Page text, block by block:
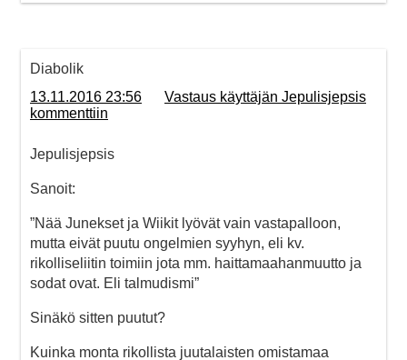
Diabolik
13.11.2016 23:56
Vastaus käyttäjän Jepulisjepsis
kommenttiin
Jepulisjepsis
Sanoit:
”Nää Junekset ja Wiikit lyövät vain vastapalloon,
mutta eivät puutu ongelmien syyhyn, eli kv.
rikolliseliitin toimiin jota mm. haittamaahanmuutto ja
sodat ovat. Eli talmudismi”
Sinäkö sitten puutut?
Kuinka monta rikollista juutalaisten omistamaa